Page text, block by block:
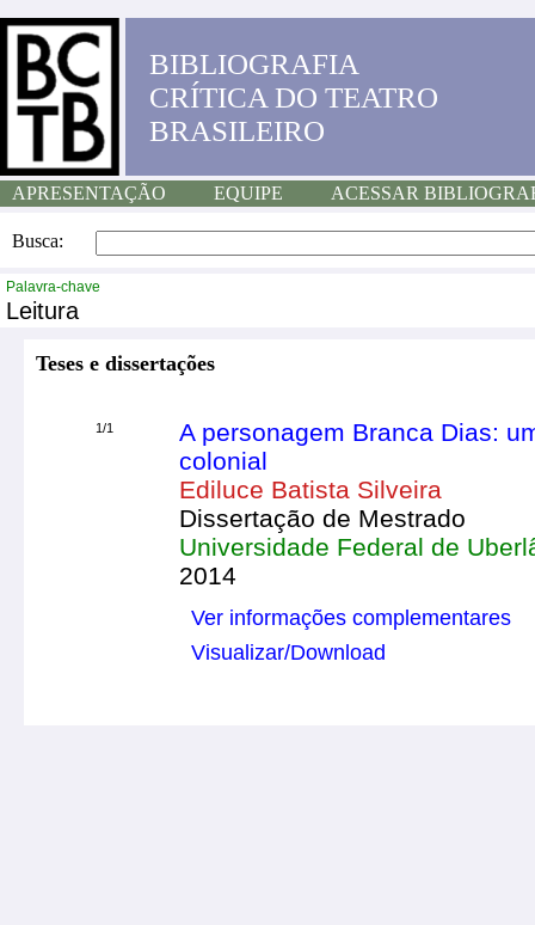
BIBLIOGRAFIA
CRÍTICA DO TEATRO
BRASILEIRO
APRESENTAÇÃO EQUIPE ACESSAR
Busca:
Palavra-chave
Leitura
Teses e dissertações
1/1
A personagem Branca Dias:
colonial
Ediluce Batista Silveira
Dissertação de Mestrado
Universidade Federal de
2014
Ver informações complementares
Visualizar/Download